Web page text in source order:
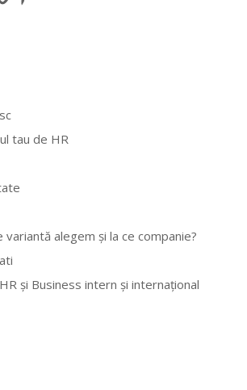
tau de HR
variantă alegem și la ce companie?
și Business intern și internațional